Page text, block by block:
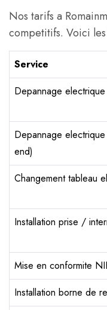
Nos tarifs a
competitifs. Voici
Service
Depannage
Depannage
end)
Changement tableau
Installation prise /
Mise en conformite
Installation borne de